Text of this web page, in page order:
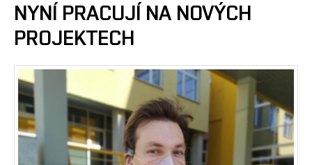
NYNÍ PRACUJÍ NA NOVÝCH
PROJEKTECH